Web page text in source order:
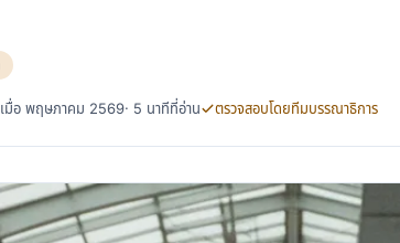
เมื่อ พฤษภาคม 2569· 5 นาทีที่อ่าน ตรวจสอบโดยทีมบรรณาธิการ